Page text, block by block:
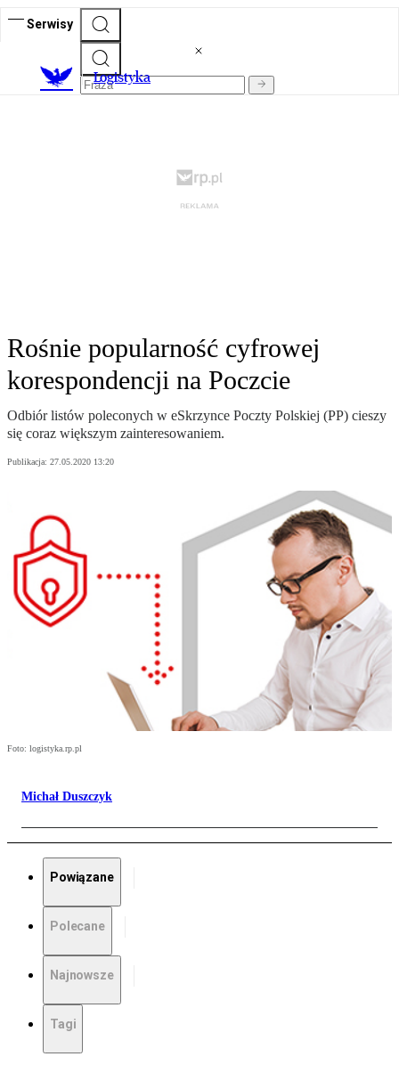
Serwisy
Logistyka
Rośnie popularność cyfrowej
korespondencji na Poczcie
Odbiór listów poleconych w eSkrzynce Poczty Polskiej (PP) cieszy
się coraz większym zainteresowaniem.
Publikacja: 27.05.2020 13:20
Foto: logistyka.rp.pl
Michał Duszczyk
Powiązane
Polecane
Najnowsze
Tagi